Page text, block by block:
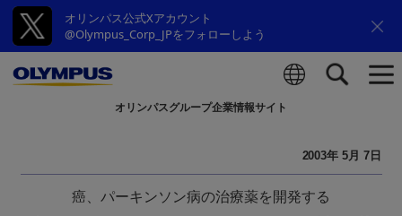
オリンパス公式Xアカウント
@Olympus_Corp_JPをフォローしよう
オリンパスグループ企業情報サイト
2003年 5月 7日
癌、パーキンソン病の治療薬を開発する